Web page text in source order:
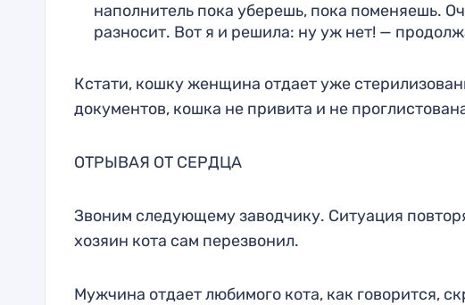
наполнитель пока уберешь, пока поменяешь.
разносит. Вот я и решила: ну уж нет! —
Кстати, кошку женщина отдает уже
документов, кошка не привита и не
ОТРЫВАЯ ОТ СЕРДЦА
Звоним следующему заводчику. Ситуация
хозяин кота сам перезвонил.
Мужчина отдает любимого кота, как говорится,